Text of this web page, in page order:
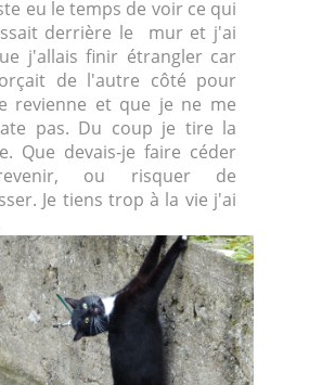
eu le temps de voir ce qui
derrière le mur et j'ai
j'allais finir étrangler car
de l'autre côté pour
revienne et que je ne me
pas. Du coup je tire la
Que devais-je faire céder
ou risquer de
Je tiens trop à la vie j'ai